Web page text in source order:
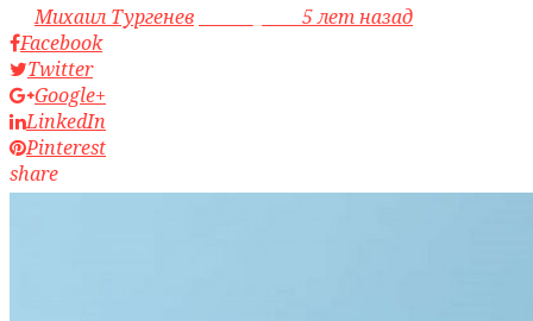
byМихаил Тургенев
5 лет назад
Facebook
Twitter
Google+
LinkedIn
Pinterest
share